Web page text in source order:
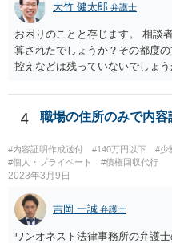
大竹 健太郎 弁護士
お困りのことと存じます。 相談
算されたでしょうか？その都度
控えなどは残っていないでしょ
です。 彼の住所については住民
能です。 弁護士に依頼した際の
ますが、交渉を依頼すると①着
②成功報酬が16％、③実費という
っては別途日当を請求するとこ
回収の見込み、私にご依頼いた
お伺いできればお伝えさせてい
ご連絡頂けますと幸いです。 宜
4 職場の住所のみで内
#内容証明作成送付 #140万円以下 #少
#個人・プライベート
#債権回収代行
2023年3月9日
吉岡 一誠 弁護士
ワンオネスト法律事務所の弁護